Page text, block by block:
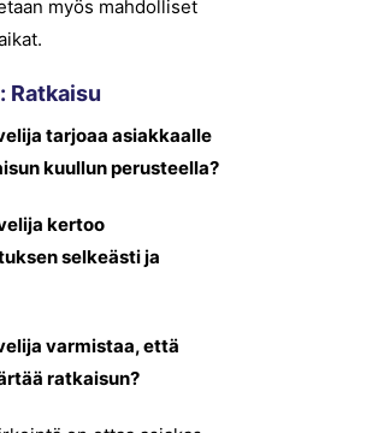
myös mahdolliset
Ratkaisu
tarjoaa asiakkaalle
kuullun perusteella?
kertoo
selkeästi ja
varmistaa, että
ratkaisun?